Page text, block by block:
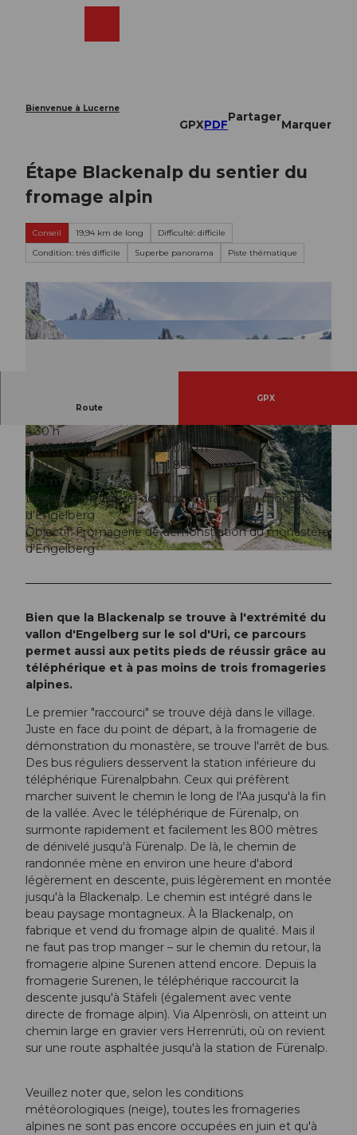
Bienvenue à Lucerne
GPXPDF
Partager
Marquer
Étape Blackenalp du sentier du
fromage alpin
Conseil 19,94 km de long
Difficulté: difficile
Condition: très difficile
Superbe panorama Piste thématique
© Engelberg - Titlis Tourismus, Engelberg-Titlis Tourismus
© Engelberg - Titlis Tourismus, Engelberg-Titlis Tourismus
Route
GPX
4:30 h
19,94 km
1.095 m
1.019 m
1.003 m
1.853 m
850 m
Départ: Fromagerie de démonstration du monastère
d'Engelberg
Objectif: Fromagerie de démonstration du monastère
d'Engelberg
Bien que la Blackenalp se trouve à l'extrémité du
vallon d'Engelberg sur le sol d'Uri, ce parcours
permet aussi aux petits pieds de réussir grâce au
téléphérique et à pas moins de trois fromageries
alpines.
Le premier "raccourci" se trouve déjà dans le village.
Juste en face du point de départ, à la fromagerie de
démonstration du monastère, se trouve l'arrêt de bus.
Des bus réguliers desservent la station inférieure du
téléphérique Fürenalpbahn. Ceux qui préfèrent
marcher suivent le chemin le long de l'Aa jusqu'à la fin
de la vallée. Avec le téléphérique de Fürenalp, on
surmonte rapidement et facilement les 800 mètres
de dénivelé jusqu'à Fürenalp. De là, le chemin de
randonnée mène en environ une heure d'abord
légèrement en descente, puis légèrement en montée
jusqu'à la Blackenalp. Le chemin est intégré dans le
beau paysage montagneux. À la Blackenalp, on
fabrique et vend du fromage alpin de qualité. Mais il
ne faut pas trop manger – sur le chemin du retour, la
fromagerie alpine Surenen attend encore. Depuis la
fromagerie Surenen, le téléphérique raccourcit la
descente jusqu'à Stäfeli (également avec vente
directe de fromage alpin). Via Alpenrösli, on atteint un
chemin large en gravier vers Herrenrüti, où on revient
sur une route asphaltée jusqu'à la station de Fürenalp.
Veuillez noter que, selon les conditions
météorologiques (neige), toutes les fromageries
alpines ne sont pas encore occupées en juin et qu'à